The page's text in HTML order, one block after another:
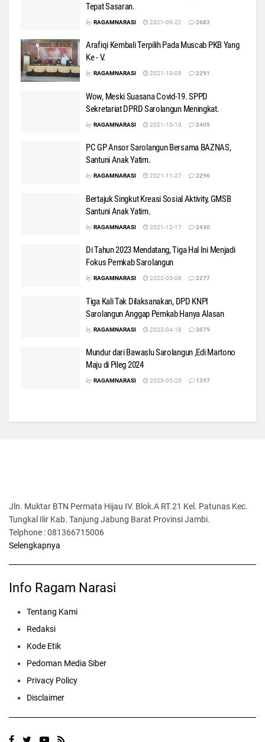
Tepat Sasaran.
by RAGAMNARASI 2021-09-22 2683
Arafiqi Kembali Terpilih Pada Muscab PKB Yang
Ke - V.
by RAGAMNARASI 2021-10-09 2291
Wow, Meski Suasana Covid-19. SPPD
Sekretariat DPRD Sarolangun Meningkat.
by RAGAMNARASI 2021-10-10 2405
PC GP Ansor Sarolangun Bersama BAZNAS,
Santuni Anak Yatim.
by RAGAMNARASI 2021-11-27 2296
Bertajuk Singkut Kreasi Sosial Aktivity, GMSB
Santuni Anak Yatim.
by RAGAMNARASI 2021-12-17 2430
Di Tahun 2023 Mendatang, Tiga Hal Ini Menjadi
Fokus Pemkab Sarolangun
by RAGAMNARASI 2022-03-08 2277
Tiga Kali Tak Dilaksanakan, DPD KNPI
Sarolangun Anggap Pemkab Hanya Alasan
by RAGAMNARASI 2022-04-18 3079
Mundur dari Bawaslu Sarolangun ,Edi Martono
Maju di Pileg 2024
by RAGAMNARASI 2023-05-20 1397
Jln. Muktar BTN Permata Hijau IV. Blok.A RT.21 Kel. Patunas Kec.
Tungkal Ilir Kab. Tanjung Jabung Barat Provinsi Jambi.
Telphone : 081366715006
Selengkapnya
Info Ragam Narasi
Tentang Kami
Redaksi
Kode Etik
Pedoman Media Siber
Privacy Policy
Disclaimer